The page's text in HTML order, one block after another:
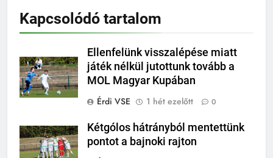
Kapcsolódó tartalom
Ellenfelünk visszalépése miatt
játék nélkül jutottunk tovább a
MOL Magyar Kupában
Érdi VSE
1 hét ezelőtt 0
Kétgólos hátrányból mentettünk
pontot a bajnoki rajton